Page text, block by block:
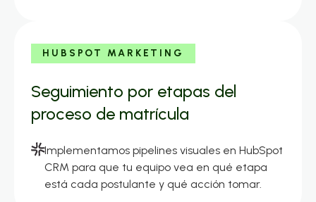
HUBSPOT MARKETING
Seguimiento por etapas del
proceso de matrícula
Implementamos pipelines visuales en HubSpot
CRM para que tu equipo vea en qué etapa
está cada postulante y qué acción tomar.